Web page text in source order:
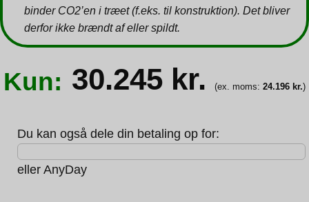
binder CO2’en i træet (f.eks. til konstruktion). Det bliver
derfor ikke brændt af eller spildt.
Kun: 30.245 kr. (ex. moms: 24.196 kr.)
Du kan også dele din betaling op for:
eller AnyDay